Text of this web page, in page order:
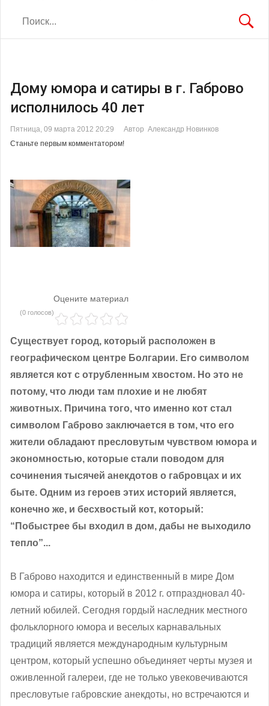
Дому юмора и сатиры в г. Габрово
исполнилось 40 лет
Пятница, 09 марта 2012 20:29
Автор Александр Новинков
Станьте первым комментатором!
Оцените материал
(0 голосов)
Существует город, который расположен в
географическом центре Болгарии. Его символом
является кот с отрубленным хвостом. Но это не
потому, что люди там плохие и не любят
животных. Причина того, что именно кот стал
символом Габрово заключается в том, что его
жители обладают пресловутым чувством юмора и
экономностью, которые стали поводом для
сочинения тысячей анекдотов о габровцах и их
быте. Одним из героев этих историй является,
конечно же, и бесхвостый кот, который:
“Побыстрее бы входил в дом, дабы не выходило
тепло”...
В Габрово находится и единственный в мире Дом
юмора и сатиры, который в 2012 г. отпраздновал 40-
летний юбилей. Сегодня гордый наследник местного
фольклорного юмора и веселых карнавальных
традиций является международным культурным
центром, который успешно объединяет черты музея и
оживленной галереи, где не только увековечиваются
пресловутые габровские анекдоты, но встречаются и